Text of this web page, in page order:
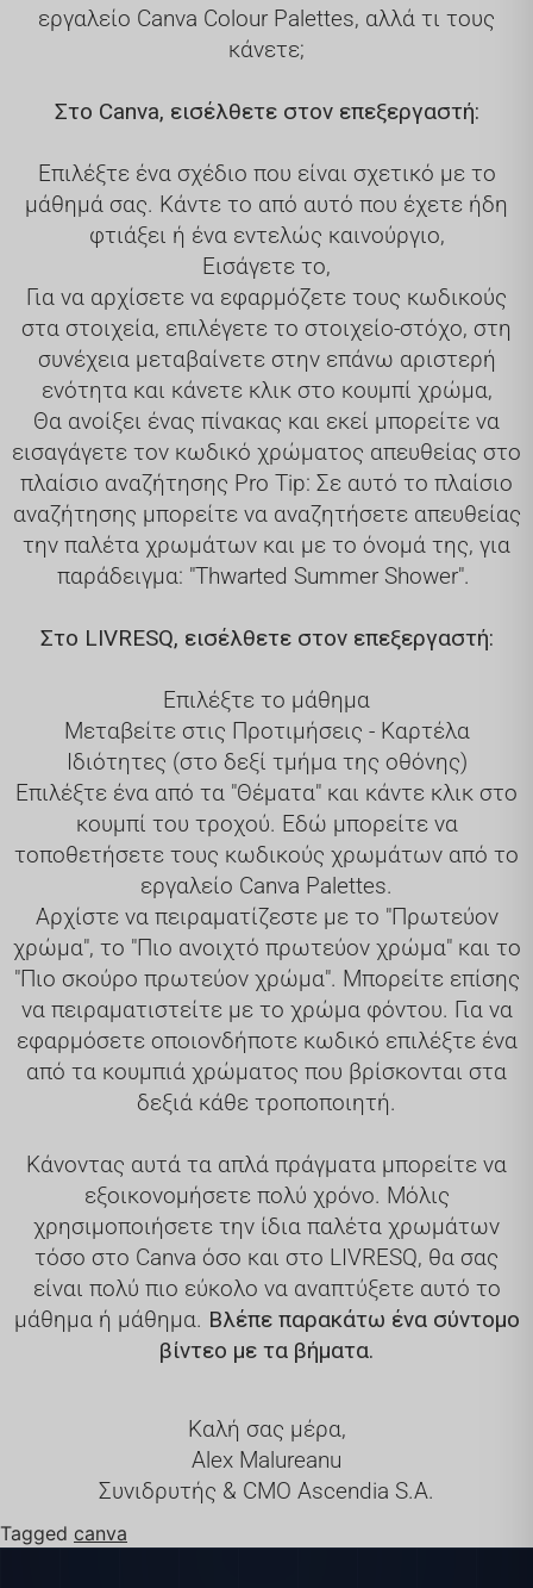
εργαλείο Canva Colour Palettes, αλλά τι τους
κάνετε;
Στο Canva, εισέλθετε στον επεξεργαστή:
Επιλέξτε ένα σχέδιο που είναι σχετικό με το
μάθημά σας. Κάντε το από αυτό που έχετε ήδη
φτιάξει ή ένα εντελώς καινούργιο,
Εισάγετε το,
Για να αρχίσετε να εφαρμόζετε τους κωδικούς
στα στοιχεία, επιλέγετε το στοιχείο-στόχο, στη
συνέχεια μεταβαίνετε στην επάνω αριστερή
ενότητα και κάνετε κλικ στο κουμπί χρώμα,
Θα ανοίξει ένας πίνακας και εκεί μπορείτε να
εισαγάγετε τον κωδικό χρώματος απευθείας στο
πλαίσιο αναζήτησης Pro Tip: Σε αυτό το πλαίσιο
αναζήτησης μπορείτε να αναζητήσετε απευθείας
την παλέτα χρωμάτων και με το όνομά της, για
παράδειγμα: "Thwarted Summer Shower".
Στο LIVRESQ, εισέλθετε στον επεξεργαστή:
Επιλέξτε το μάθημα
Μεταβείτε στις Προτιμήσεις - Καρτέλα
Ιδιότητες (στο δεξί τμήμα της οθόνης)
Επιλέξτε ένα από τα "Θέματα" και κάντε κλικ στο
κουμπί του τροχού. Εδώ μπορείτε να
τοποθετήσετε τους κωδικούς χρωμάτων από το
εργαλείο Canva Palettes.
Αρχίστε να πειραματίζεστε με το "Πρωτεύον
χρώμα", το "Πιο ανοιχτό πρωτεύον χρώμα" και το
"Πιο σκούρο πρωτεύον χρώμα". Μπορείτε επίσης
να πειραματιστείτε με το χρώμα φόντου. Για να
εφαρμόσετε οποιονδήποτε κωδικό επιλέξτε ένα
από τα κουμπιά χρώματος που βρίσκονται στα
δεξιά κάθε τροποποιητή.
Κάνοντας αυτά τα απλά πράγματα μπορείτε να
εξοικονομήσετε πολύ χρόνο. Μόλις
χρησιμοποιήσετε την ίδια παλέτα χρωμάτων
τόσο στο Canva όσο και στο LIVRESQ, θα σας
είναι πολύ πιο εύκολο να αναπτύξετε αυτό το
μάθημα ή μάθημα. Βλέπε παρακάτω ένα σύντομο
βίντεο με τα βήματα.
Καλή σας μέρα,
Alex Malureanu
Συνιδρυτής & CMO Ascendia S.A.
Tagged canva